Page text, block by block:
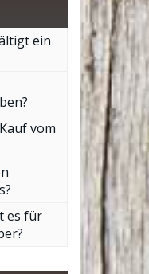
ein
vom
es für